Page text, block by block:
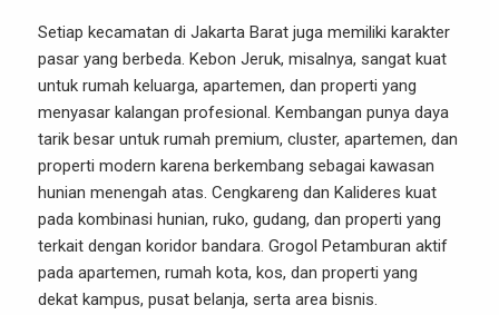
Setiap kecamatan di Jakarta Barat juga memiliki karakter
pasar yang berbeda. Kebon Jeruk, misalnya, sangat kuat
untuk rumah keluarga, apartemen, dan properti yang
menyasar kalangan profesional. Kembangan punya daya
tarik besar untuk rumah premium, cluster, apartemen, dan
properti modern karena berkembang sebagai kawasan
hunian menengah atas. Cengkareng dan Kalideres kuat
pada kombinasi hunian, ruko, gudang, dan properti yang
terkait dengan koridor bandara. Grogol Petamburan aktif
pada apartemen, rumah kota, kos, dan properti yang
dekat kampus, pusat belanja, serta area bisnis.